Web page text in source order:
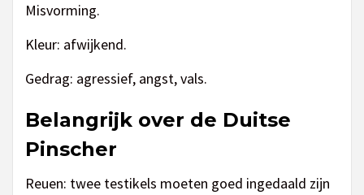
Misvorming.
Kleur: afwijkend.
Gedrag: agressief, angst, vals.
Belangrijk over de Duitse
Pinscher
Reuen: twee testikels moeten goed ingedaald zijn